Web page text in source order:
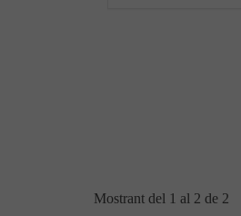
Mostrant del 1 al 2 de 2